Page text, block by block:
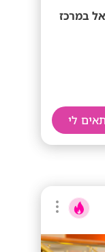
במרכז
לי